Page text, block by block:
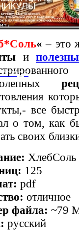
блюда
« – это
и
все
о том, как
своих
125
pdf
отличное
файла: ~79
русский